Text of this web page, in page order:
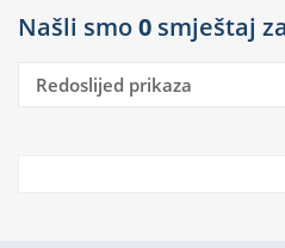
Našli smo0 smještaj